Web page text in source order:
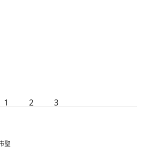
1 2 3
聖